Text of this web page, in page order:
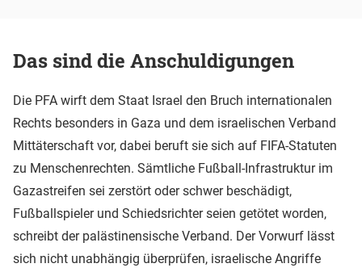
Das sind die Anschuldigungen
Die PFA wirft dem Staat Israel den Bruch internationalen
Rechts besonders in Gaza und dem israelischen Verband
Mittäterschaft vor, dabei beruft sie sich auf FIFA-Statuten
zu Menschenrechten. Sämtliche Fußball-Infrastruktur im
Gazastreifen sei zerstört oder schwer beschädigt,
Fußballspieler und Schiedsrichter seien getötet worden,
schreibt der palästinensische Verband. Der Vorwurf lässt
sich nicht unabhängig überprüfen, israelische Angriffe